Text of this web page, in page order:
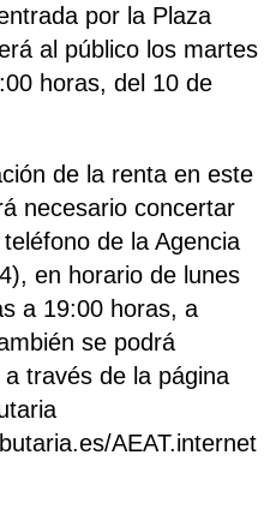
por la Plaza
al público los martes
horas, del 10 de
de la renta en este
necesario concertar
de la Agencia
en horario de lunes
a 19:00 horas, a
se podrá
través de la página
AEAT.internet